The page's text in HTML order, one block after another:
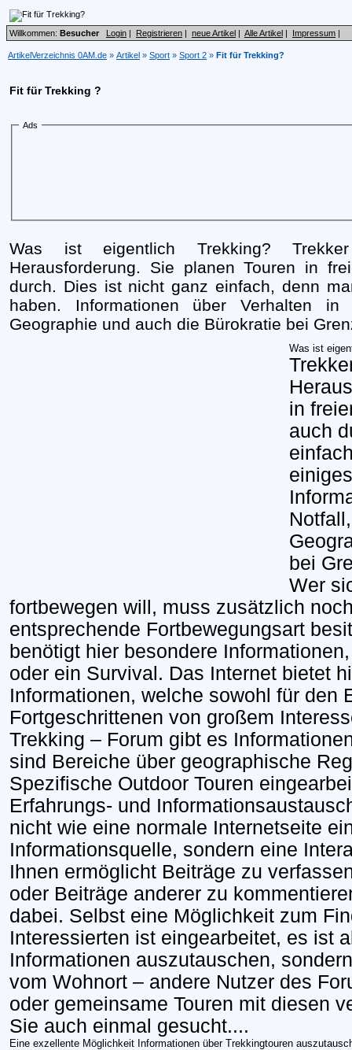
Willkommen: Besucher Login | Registrieren | neue Artikel | Alle Artikel | Impressum |
ArtikelVerzeichnis 0AM.de » Artikel » Sport » Sport 2 » Fit für Trekking?
Fit für Trekking ?
Ads
Was ist eigentlich Trekking?
Herausforderung. Sie planen Touren in
durch. Dies ist nicht ganz einfach, denn
haben. Informationen über Verhalten
Geographie und auch die Bürokratie bei
Was ist
in
auch
bei
Wer
fortbewegen will, muss zusätzlich
entsprechende Fortbewegungsart
benötigt hier besondere
oder ein Survival. Das Internet bietet
Informationen, welche sowohl für den
Fortgeschrittenen von großem
Trekking – Forum gibt es
sind Bereiche über geographische
Spezifische Outdoor Touren
Erfahrungs- und
nicht wie eine normale Internetseite
Informationsquelle, sondern eine
Ihnen ermöglicht Beiträge zu
oder Beiträge anderer zu
dabei. Selbst eine Möglichkeit zum
Interessierten ist eingearbeitet, es ist
Informationen auszutauschen,
vom Wohnort – andere Nutzer des
oder gemeinsame Touren mit diesen
Sie auch einmal gesucht....
Eine exzellente Möglichkeit Informationen über Trekkingtouren